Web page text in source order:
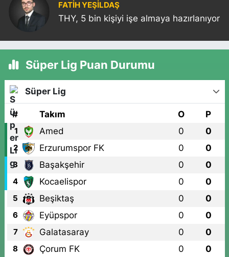
FATIH YEŞİLDAŞ
THY, 5 bin kişiyi işe almaya hazırlanıyor
Süper Lig Puan Durumu
Süper Lig
# Takım O P
1 Amed 0 0
2 Erzurumspor FK 0 0
3 Başakşehir 0 0
4 Kocaelispor 0 0
5 Beşiktaş 0 0
6 Eyüpspor 0 0
7 Galatasaray 0 0
8 Çorum FK 0 0